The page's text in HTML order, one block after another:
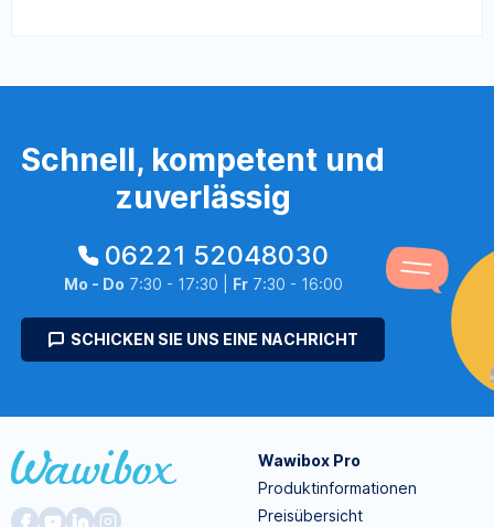
Schnell, kompetent und
zuverlässig
06221 52048030
Mo - Do 7:30 - 17:30 | Fr7:30 - 16:00
SCHICKEN SIE UNS EINE NACHRICHT
Wawibox Pro
Produktinformationen
Preisübersicht